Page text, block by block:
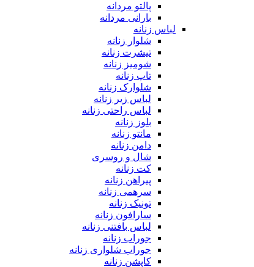
پالتو مردانه
بارانی مردانه
لباس زنانه
شلوار زنانه
تیشرت زنانه
شومیز زنانه
تاپ زنانه
شلوارک زنانه
لباس زیر زنانه
لباس راحتی زنانه
بلوز زنانه
مانتو زنانه
دامن زنانه
شال و روسری
کت زنانه
پیراهن زنانه
سرهمی زنانه
تونیک زنانه
سارافون زنانه
لباس بافتنی زنانه
جوراب زنانه
جوراب شلواری زنانه
کاپشن زنانه